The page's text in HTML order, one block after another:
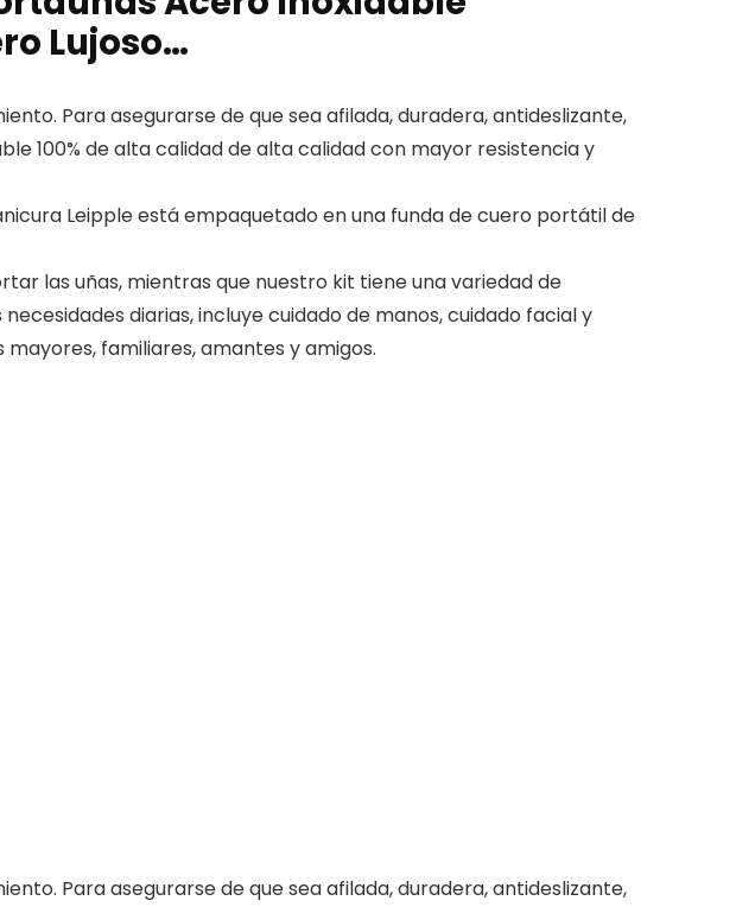
Lujoso…
Para asegurarse de que sea afilada, duradera, antideslizante,
100% de alta calidad de alta calidad con mayor resistencia y
manicura Leipple está empaquetado en una funda de cuero portátil de
las uñas, mientras que nuestro kit tiene una variedad de
diarias, incluye cuidado de manos, cuidado facial y
familiares, amantes y amigos.
Para asegurarse de que sea afilada, duradera, antideslizante,